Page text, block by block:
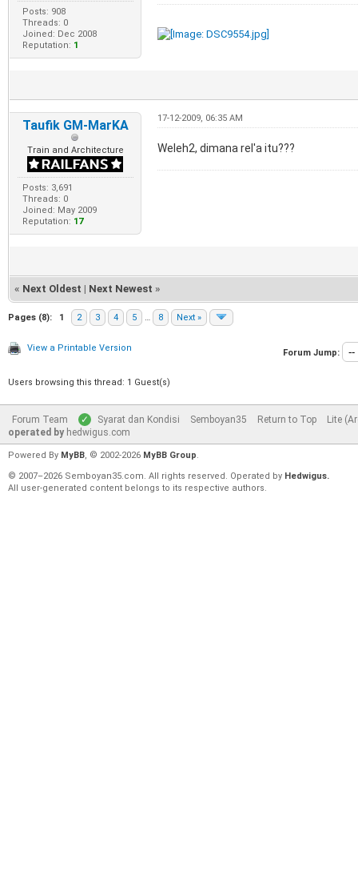
Posts: 908
Threads: 0
Joined: Dec 2008
Reputation: 1
Taufik GM-MarKA
Train and Architecture
Posts: 3,691
Threads: 0
Joined: May 2009
Reputation: 17
17-12-2009, 06:35 AM
Weleh2, dimana rel'a itu???
« Next Oldest | Next Newest »
Pages (8): 1 2 3 4 5 … 8 Next »
View a Printable Version Forum Jump:
Users browsing this thread: 1 Guest(s)
Forum Team Syarat dan Kondisi Semboyan35 Return to Top
Lite
operated by hedwigus.com
Powered By MyBB, © 2002-2026 MyBB Group.
© 2007–2026 Semboyan35.com. All rights reserved. Operated by Hedwigus.
All user-generated content belongs to its respective authors.